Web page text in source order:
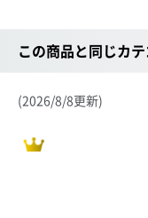
この商品と同じカ
(2026/8/8更新)